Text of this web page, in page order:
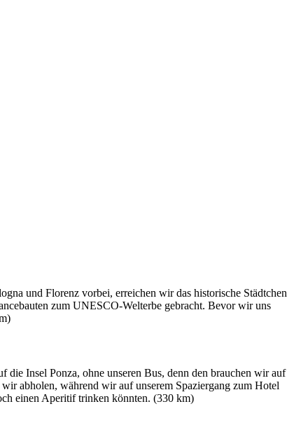
und Florenz vorbei, erreichen wir das historische Städtchen
zum UNESCO-Welterbe gebracht. Bevor wir uns
Insel Ponza, ohne unseren Bus, denn den brauchen wir auf
abholen, während wir auf unserem Spaziergang zum Hotel
einen Aperitif trinken könnten. (330 km)